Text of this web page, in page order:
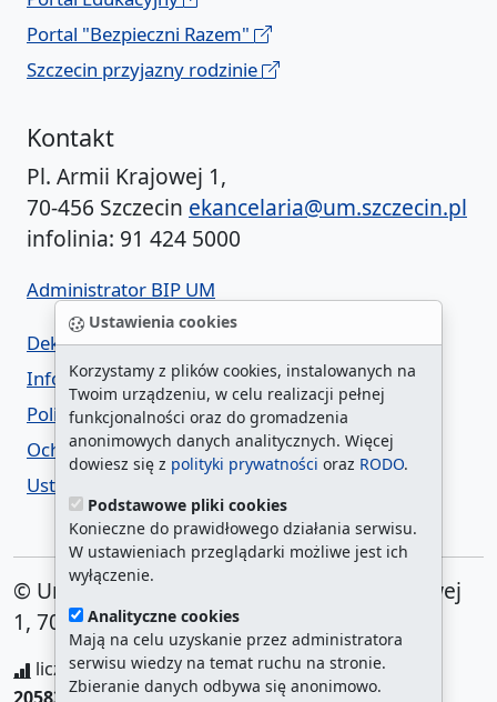
Ustawienia cookies
Korzystamy z plików cookies, instalowanych na
Twoim urządzeniu, w celu realizacji pełnej
funkcjonalności oraz do gromadzenia
anonimowych danych analitycznych. Więcej
dowiesz się z polityki prywatności oraz RODO.
Podstawowe pliki cookies
Konieczne do prawidłowego działania serwisu.
W ustawieniach przeglądarki możliwe jest ich
wyłączenie.
Analityczne cookies
Mają na celu uzyskanie przez administratora
serwisu wiedzy na temat ruchu na stronie.
Zbieranie danych odbywa się anonimowo.
Portal "Bezpieczni Razem"
Szczecin przyjazny rodzinie
Kontakt
Pl. Armii Krajowej 1,
70-456 Szczecin ekancelaria@um.szczecin.pl
infolinia: 91 424 5000
Administrator BIP UM
Deklaracja dostępności
Informacja o urzędzie w ETR
Polityka prywatności
Ochrona danych osobowych
Ustawienia cookies
© Urząd Miasta Szczecin. Plac Armii Krajowej
1, 70-456 Szczecin
liczba wyświetleń:208159280/ aktualna strona: